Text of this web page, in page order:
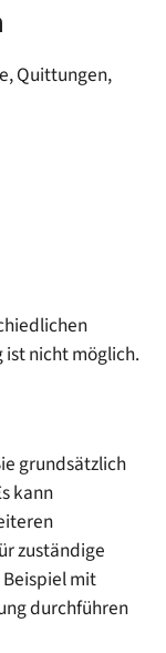
Quittungen,
ist nicht möglich.
grundsätzlich
kann
zuständige
mit
durchführen